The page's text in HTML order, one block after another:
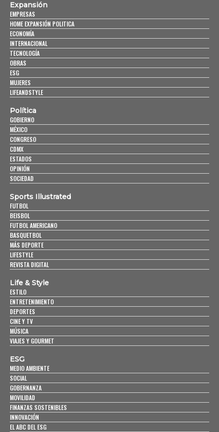
Expansión
EMPRESAS
HOME EXPANSIÓN POLITICA
ECONOMÍA
INTERNACIONAL
TECNOLOGÍA
OBRAS
ESG
MUJERES
LIFEANDSTYLE
Política
GOBIERNO
MÉXICO
CONGRESO
CDMX
ESTADOS
OPINIÓN
SOCIEDAD
Sports Illustrated
FUTBOL
BEISBOL
FUTBOL AMERICANO
BASQUETBOL
MÁS DEPORTE
LIFESTYLE
REVISTA DIGITAL
Life & Style
ESTILO
ENTRETENIMIENTO
DEPORTES
CINE Y TV
MÚSICA
VIAJES Y GOURMET
ESG
MEDIO AMBIENTE
SOCIAL
GOBERNANZA
MOVILIDAD
FINANZAS SOSTENIBLES
INNOVACIÓN
EL ABC DEL ESG